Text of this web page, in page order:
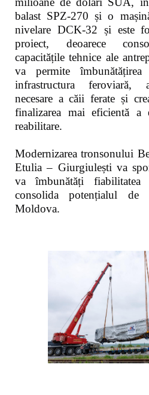
balast SPZ-270 și o
nivelare DCK-32 și este
proiect, deoarece
capacitățile tehnice ale
va permite
infrastructura feroviară,
necesare a căii ferate și
finalizarea mai eficientă a
reabilitare.
Modernizarea tronsonului
Etulia – Giurgiulești va
va îmbunătăți
consolida potențialul
Moldova.